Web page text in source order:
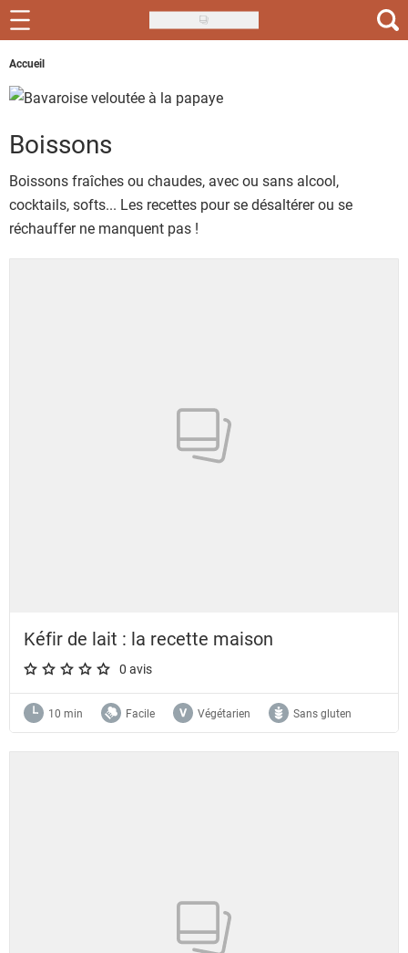
Skip
to
main
content
Recettes
Inspirations
Conseils
Menu de la semaine
Actus
Téléchargez l'app Saveurs Recettes
Accueil
Boissons
Boissons fraîches ou chaudes, avec ou sans alcool,
cocktails, softs... Les recettes pour se désaltérer ou se
réchauffer ne manquent pas !
Kéfir de lait : la recette maison
A star rating of 0 out of 5.
0 avis
10 min Facile Végétarien Sans gluten